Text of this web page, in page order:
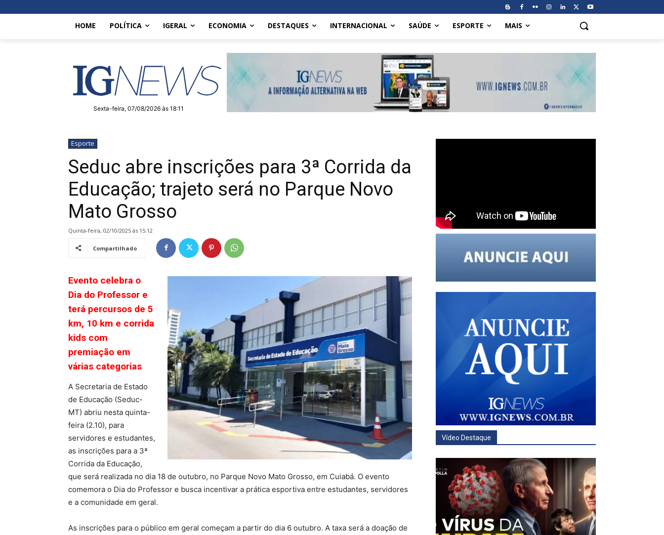
HOME POLÍTICA IGERAL ECONOMIA DESTAQUES INTERNACIONAL SAÚDE ESPORTE MAIS
Sexta-feira, 07/08/2026 às 18:11
Esporte
Seduc abre inscrições para 3ª Corrida da
Educação; trajeto será no Parque Novo
Mato Grosso
quinta-feira, 02/10/2025 ás 15:12
Compartilhado
Evento celebra o
Dia do Professor e
terá percursos de 5
km, 10 km e corrida
kids com
premiação em
várias categorias
A Secretaria de Estado
de Educação (Seduc-
MT) abriu nesta quinta-
feira (2.10), para
servidores e estudantes,
as inscrições para a 3ª
Corrida da Educação,
que será realizada no dia 18 de outubro, no Parque Novo Mato Grosso, em Cuiabá. O evento
comemora o Dia do Professor e busca incentivar a prática esportiva entre estudantes, servidores
e a comunidade em geral.
As inscrições para o público em geral começam a partir do dia 6 outubro. A taxa será a doação de
Vídeo Destaque